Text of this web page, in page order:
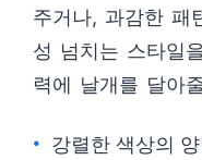
주거나, 과감한 패
성 넘치는 스타일
력에 날개를 달아
강렬한 색상의